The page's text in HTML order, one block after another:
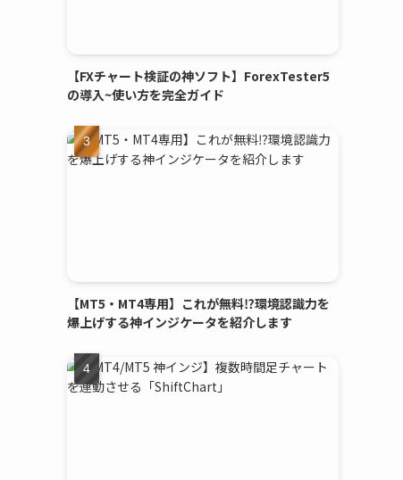
【FXチャート検証の神ソフト】ForexTester5
の導入~使い方を完全ガイド
【MT5・MT4専用】これが無料⁉環境認識力を
爆上げする神インジケータを紹介します